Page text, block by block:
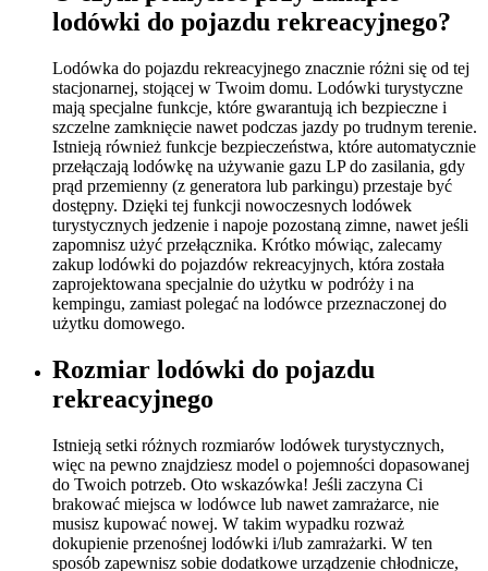
lodówki do pojazdu rekreacyjnego?
Lodówka do pojazdu rekreacyjnego znacznie różni się od tej
stacjonarnej, stojącej w Twoim domu. Lodówki turystyczne
mają specjalne funkcje, które gwarantują ich bezpieczne i
szczelne zamknięcie nawet podczas jazdy po trudnym terenie.
Istnieją również funkcje bezpieczeństwa, które automatycznie
przełączają lodówkę na używanie gazu LP do zasilania, gdy
prąd przemienny (z generatora lub parkingu) przestaje być
dostępny. Dzięki tej funkcji nowoczesnych lodówek
turystycznych jedzenie i napoje pozostaną zimne, nawet jeśli
zapomnisz użyć przełącznika. Krótko mówiąc, zalecamy
zakup lodówki do pojazdów rekreacyjnych, która została
zaprojektowana specjalnie do użytku w podróży i na
kempingu, zamiast polegać na lodówce przeznaczonej do
użytku domowego.
Rozmiar lodówki do pojazdu
rekreacyjnego
Istnieją setki różnych rozmiarów lodówek turystycznych,
więc na pewno znajdziesz model o pojemności dopasowanej
do Twoich potrzeb. Oto wskazówka! Jeśli zaczyna Ci
brakować miejsca w lodówce lub nawet zamrażarce, nie
musisz kupować nowej. W takim wypadku rozważ
dokupienie przenośnej lodówki i/lub zamrażarki. W ten
sposób zapewnisz sobie dodatkowe urządzenie chłodnicze,